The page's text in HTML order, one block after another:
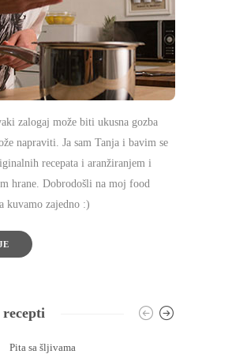
zalogaj može biti ukusna gozba
napraviti. Ja sam Tanja i bavim se
recepata i aranžiranjem i
hrane. Dobrodošli na moj food
kuvamo zajedno :)
Pita sa šljivama